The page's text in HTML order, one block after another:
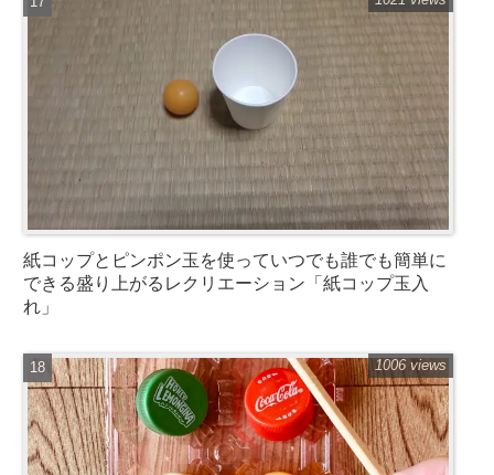
紙コップとピンポン玉を使っていつでも誰でも簡単に
できる盛り上がるレクリエーション「紙コップ玉入
れ」
1006 views